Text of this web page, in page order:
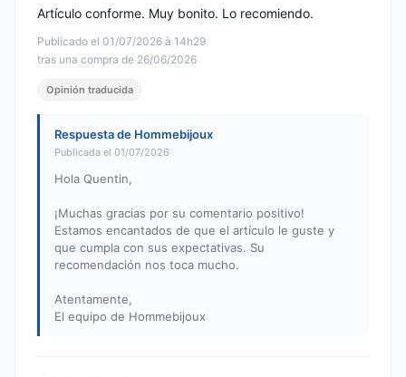
Publicado el 01/07/2026 à 14h29
tras una compra de 26/06/2026
Artículo conforme. Muy bonito. Lo recomiendo.
Opinión traducida
Respuesta de Hommebijoux
Publicada el 01/07/2026
Hola Quentin,
¡Muchas gracias por su comentario positivo!
Estamos encantados de que el artículo le guste y
que cumpla con sus expectativas. Su
recomendación nos toca mucho.
Atentamente,
El equipo de Hommebijoux